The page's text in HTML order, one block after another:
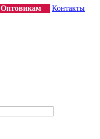
Оптовикам Контакты